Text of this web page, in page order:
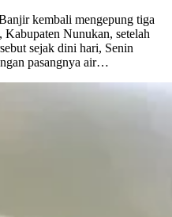
kembali mengepung tiga
Kabupaten Nunukan, setelah
sejak dini hari, Senin
pasangnya air…